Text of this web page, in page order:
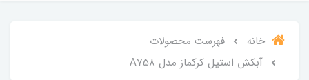
خانه
فهرست محصولات
آبکش استیل کرکماز مدل A758